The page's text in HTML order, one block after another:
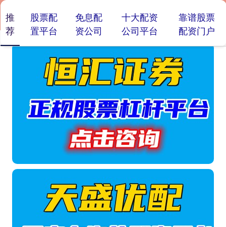
推
荐
股票配
置平台
免息配
资公司
十大配资
公司平台
靠谱股票
配资门户